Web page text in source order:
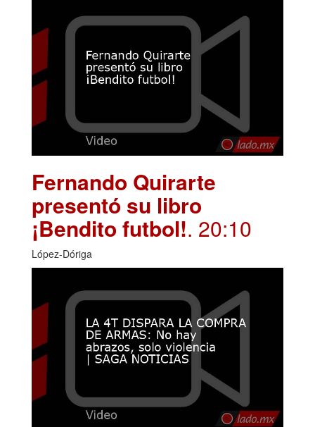
Fernando Quirarte
presentó su libro
¡Bendito futbol!. 20:10
López-Dóriga